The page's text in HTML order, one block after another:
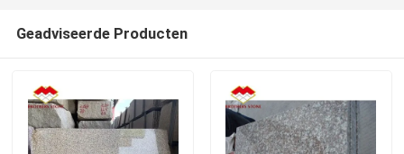
Geadviseerde Producten